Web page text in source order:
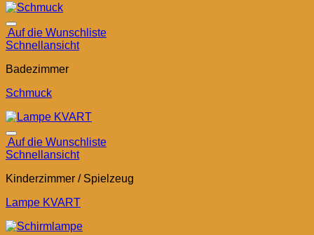
Auf die Wunschliste
Schnellansicht
Badezimmer
Schmuck
Auf die Wunschliste
Schnellansicht
Kinderzimmer / Spielzeug
Lampe KVART